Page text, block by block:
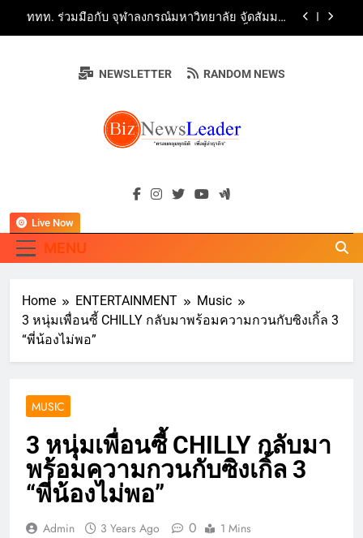
ธุรกิจท่องเที่ยวไทย “ขายได้ ขายดี ขายนาน”
บ้านหนองสองห้องจัดใหญ่ “แห่เทียนพรรษา – ผ้าป่า
ซาเล้งปลอดเหล้าเข้าพรรษา 2569” ชูพลังชุมชน
แนวคิด “90 วัน เก็บแต้มสุขภาพดี สิ่งดีๆ จะเกิดขึ้น”
Future-Ready Education
20 ปี ต่อยอดเสิร์ฟความอร่อย ยกเมนูระดับตำนาน
“ข้าวหน้าไก่ราชวงศ์” พุ่งทะยานสู่น่านฟ้า
ททท. ร่วมมือกับ จุฬาลงกรณ์มหาวิทยาลัย จัดสัมมนา
ทางวิชาการและการตลาดเชิงรุก แนะเคล็ดลับปรับ
BIZNEWSLEADER
"ครอบคลุมทุกมิติ เพื่อ…ผู้นำธุรกิจ"
NEWSLETTER RANDOM NEWS
MENU
Live Now
Home ENTERTAINMENT
Music
3 หนุ่มเพื่อนซี้ CHILLY กลับมาพร้อมความกวนกับซิงเกิ้ล 3
“พี่น้องไม่พอ”
MUSIC
3 หนุ่มเพื่อนซี้ CHILLY กลับมา
พร้อมความกวนกับซิงเกิ้ล 3
“พี่น้องไม่พอ”
Admin 3 Years Ago 0 1 Mins